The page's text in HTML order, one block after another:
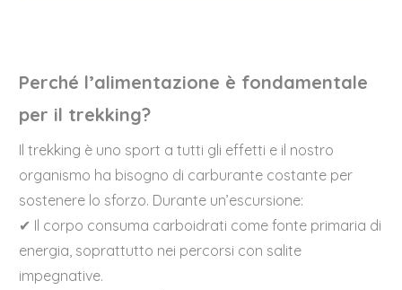
Perché l’alimentazione è fondamentale
per il trekking?
Il trekking è uno sport a tutti gli effetti e il nostro
organismo ha bisogno di carburante costante per
sostenere lo sforzo. Durante un’escursione:
✔ Il corpo consuma carboidrati come fonte primaria di
energia, soprattutto nei percorsi con salite
impegnative.